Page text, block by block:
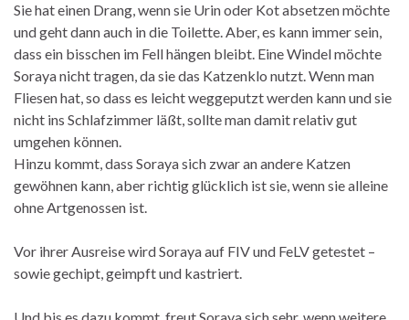
Sie hat einen Drang, wenn sie Urin oder Kot absetzen möchte
und geht dann auch in die Toilette. Aber, es kann immer sein,
dass ein bisschen im Fell hängen bleibt. Eine Windel möchte
Soraya nicht tragen, da sie das Katzenklo nutzt. Wenn man
Fliesen hat, so dass es leicht weggeputzt werden kann und sie
nicht ins Schlafzimmer läßt, sollte man damit relativ gut
umgehen können.
Hinzu kommt, dass Soraya sich zwar an andere Katzen
gewöhnen kann, aber richtig glücklich ist sie, wenn sie alleine
ohne Artgenossen ist.
Vor ihrer Ausreise wird Soraya auf FIV und FeLV getestet –
sowie gechipt, geimpft und kastriert.